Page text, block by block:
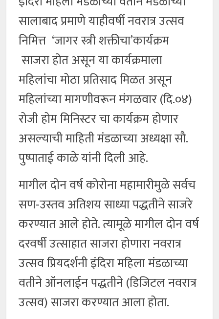
सालाबाद प्रमाणे याहीवर्षी नवरात्र उत्सव
निमित्त ‘जागर स्त्री शक्तीचा’कार्यक्रम
साजरा होत असून या कार्यक्रमाला
महिलांचा मोठा प्रतिसाद मिळत असून
महिलांच्या मागणीवरून मंगळवार (दि.०४)
रोजी होम मिनिस्टर चा कार्यक्रम होणार
असल्याची माहिती मंडळाच्या अध्यक्षा सौ.
पुष्पाताई काळे यांनी दिली आहे.
मागील दोन वर्ष कोरोना महामारीमुळे सर्वच
सण-उस्तव अतिशय साध्या पद्धतीने साजरे
करण्यात आले होते. त्यामूळे मागील दोन वर्ष
दरवर्षी उत्साहात साजरा होणारा नवरात्र
उत्सव प्रियदर्शनी इंदिरा महिला मंडळाच्या
वतीने ऑनलाईन पद्धतीने (डिजिटल नवरात्र
उत्सव) साजरा करण्यात आला होता.